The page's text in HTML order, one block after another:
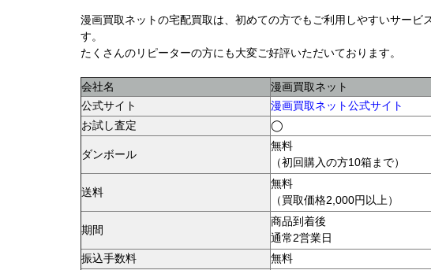
漫画買取ネットの宅配買取は、初めての方でもご利用しやすいサービ
す。
たくさんのリピーターの方にも大変ご好評いただいております。
会社名
漫画買取ネット
公式サイト
漫画買取ネット公式サイト
お試し査定
◯
ダンボール
無料
（初回購入の方10箱まで）
送料
無料
（買取価格2,000円以上）
期間
商品到着後
通常2営業日
振込手数料
無料